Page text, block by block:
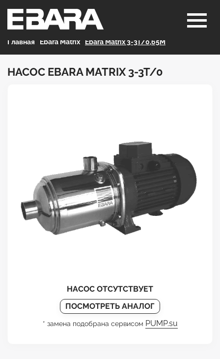
Главная Ebara Matrix Ebara Matrix 3-3T/0,65M
НАСОС EBARA MATRIX 3-3T/0
НАСОС ОТСУТСТВУЕТ
ПОСМОТРЕТЬ АНАЛОГ
* замена подобрана сервисом PUMP.su